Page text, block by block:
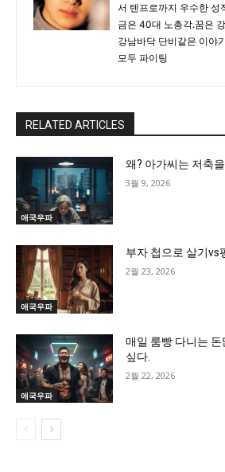
서 텐프로까지 우수한 성
금은 40대 노총각.꿈은
강남바닥 단비같은 이야
모두 파이팅
RELATED ARTICLES
애국우파
왜? 아가씨는 저축
3월 9, 2026
애국우파
부자 첩으로 살기vs
2월 23, 2026
애국우파
매일 룸빵 다니는
싶다.
2월 22, 2026